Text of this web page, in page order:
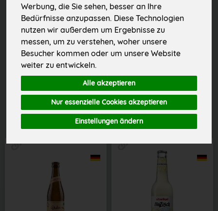
Werbung, die Sie sehen, besser an Ihre
Bedürfnisse anzupassen. Diese Technologien
nutzen wir außerdem um Ergebnisse zu
messen, um zu verstehen, woher unsere
Besucher kommen oder um unsere Website
weiter zu entwickeln.
Alle akzeptieren
Nur essenzielle Cookies akzeptieren
Einstellungen ändern
Milchalternativen, Kombucha & Co
Hersteller Ernährung
Allergene